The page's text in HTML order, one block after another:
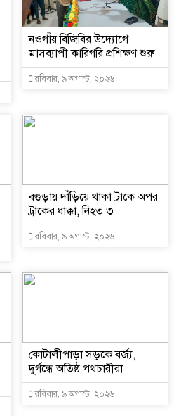
নওগাঁয় বিজিবির উদ্যোগে
মাসব্যাপী কারিগরি প্রশিক্ষণ শুরু
রবিবার, ৯ অগাস্ট, ২০২৬
বগুড়ায় দাঁড়িয়ে থাকা ট্রাকে অপর
ট্রাকের ধাক্কা, নিহত ৩
রবিবার, ৯ অগাস্ট, ২০২৬
কোটালীপাড়া সড়কে বর্জ্য,
দুর্গন্ধে অতিষ্ঠ পথচারীরা
রবিবার, ৯ অগাস্ট, ২০২৬